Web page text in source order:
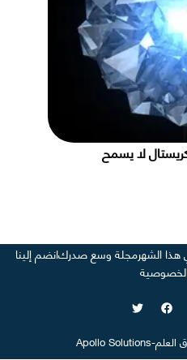
لا يسمح
هذا الشهرمجلة وسع صدركانضم إلينا
العلم-
Apollo Solutions